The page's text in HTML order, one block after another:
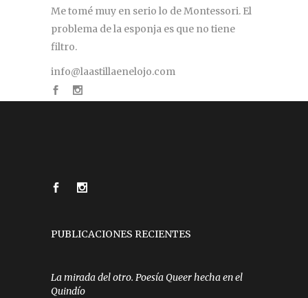
Me tomé muy en serio lo de Montessori. El
problema de la esponja es que no tiene
filtro.
info@laastillaenelojo.com
PUBLICACIONES RECIENTES
La mirada del otro. Poesía Queer hecha en el
Quindío